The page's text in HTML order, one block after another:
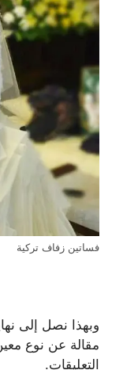
فساتين زفاف تركية
وبهذا نصل إلى
مقالة عن نوع
التعليقات.